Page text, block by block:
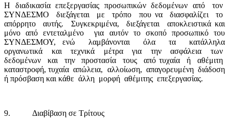
Η
διαδικασία επεξεργασίας προσωπικών δεδομένων από
τον
ΣΥΝΔΕΣΜΟ
διεξάγεται με τρόπο που να διασφαλίζει
το
απόρρητο
αυτής. Συγκεκριμένα, διεξάγεται
αποκλειστικά και
μόνο από εντεταλμένο
για αυτόν το σκοπό προσωπικό του
ΣΥΝΔΕΣΜΟΥ, ενώ
λαμβάνονται όλα τα
κατάλληλα
οργανωτικά
και τεχνικά μέτρα για την ασφάλεια
των
δεδομένων
και την προστασία τους από τυχαία ή
αθέμιτη
καταστροφή, τυχαία απώλεια, αλλοίωση, απαγορευμένη διάδοση
ή πρόσβαση και κάθε άλλη μορφή αθέμιτης επεξεργασίας.
9.
Διαβίβαση σε Τρίτους